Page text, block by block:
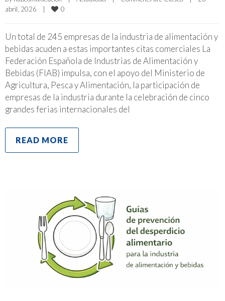
abril, 2026
0
Un total de 245 empresas de la industria de alimentación y
bebidas acuden a estas importantes citas comerciales La
Federación Española de Industrias de Alimentación y
Bebidas (FIAB) impulsa, con el apoyo del Ministerio de
Agricultura, Pesca y Alimentación, la participación de
empresas de la industria durante la celebración de cinco
grandes ferias internacionales del
READ MORE